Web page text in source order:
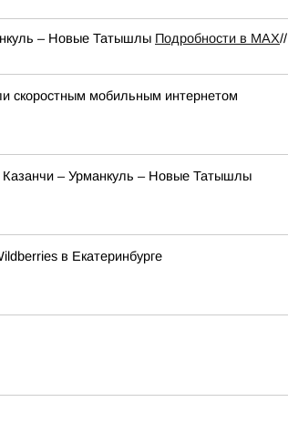
– Новые Татышлы Подробности в MAX//
скоростным мобильным интернетом
Казанчи – Урманкуль – Новые Татышлы
в Екатеринбурге